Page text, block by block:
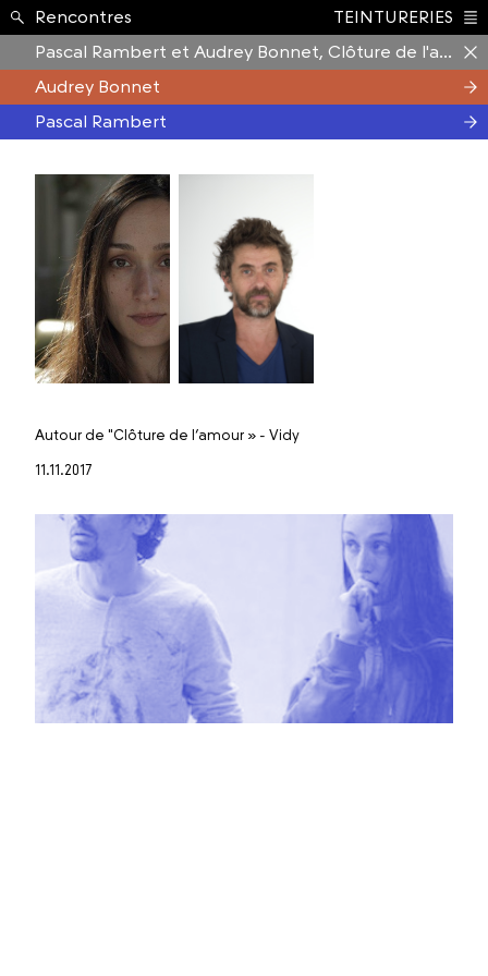
Formation ›
Rencontres
TEINTURERIES
Index
Pascal Rambert et Audrey Bonnet, Clôture de l'amour
Audrey Bonnet
Pascal Rambert
Autour de "Clôture de l’amour » - Vidy
11.11.2017